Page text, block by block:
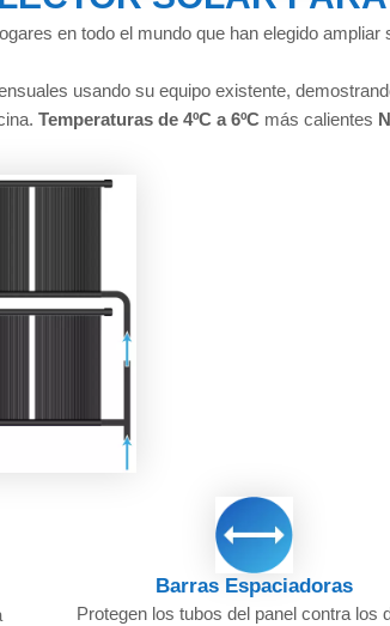
en todo el mundo que han elegido
usando su equipo existente,
Temperaturas de 4ºC a 6ºC más calientes
Barras Espaciadoras
Protegen los tubos del panel contra los